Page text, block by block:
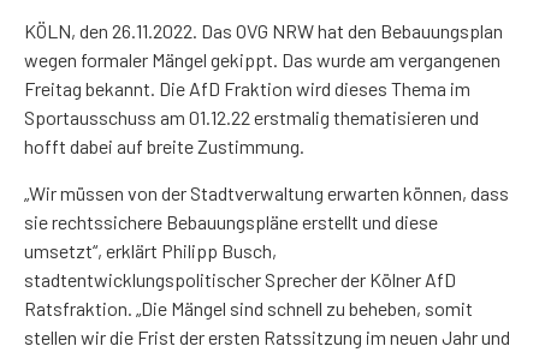
KÖLN, den 26.11.2022. Das OVG NRW hat den Bebauungsplan
wegen formaler Mängel gekippt. Das wurde am vergangenen
Freitag bekannt. Die AfD Fraktion wird dieses Thema im
Sportausschuss am 01.12.22 erstmalig thematisieren und
hofft dabei auf breite Zustimmung.
„Wir müssen von der Stadtverwaltung erwarten können, dass
sie rechtssichere Bebauungspläne erstellt und diese
umsetzt“, erklärt Philipp Busch,
stadtentwicklungspolitischer Sprecher der Kölner AfD
Ratsfraktion. „Die Mängel sind schnell zu beheben, somit
stellen wir die Frist der ersten Ratssitzung im neuen Jahr und